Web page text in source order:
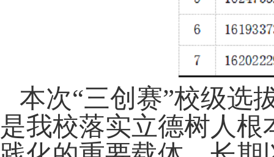
本次“三创赛”校级选
是我校落实立德树人